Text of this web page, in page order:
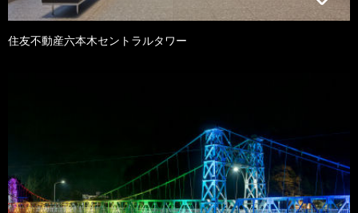
住友不動産六本木セントラルタワー